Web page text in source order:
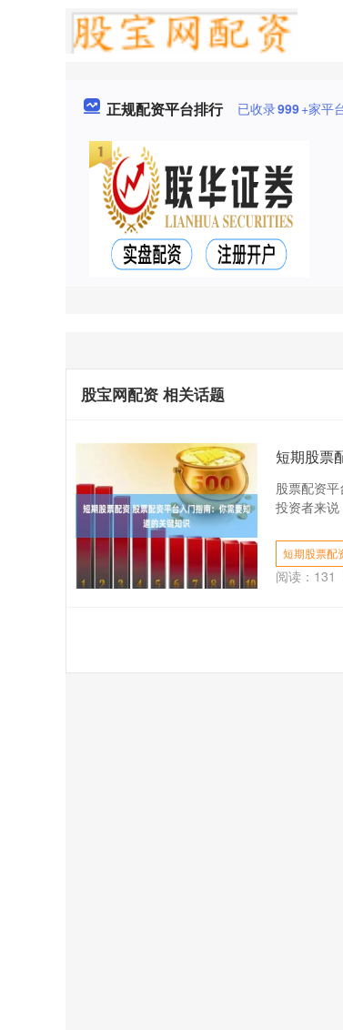
正规配资平台排行 已收录999+家平
股宝网配资 相关话题
短期股票
股票配资
投资者来
短期股票配
阅读： 131